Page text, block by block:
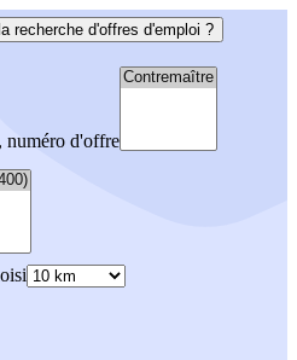
recherche d'offres d'emploi ?
numéro d'offre